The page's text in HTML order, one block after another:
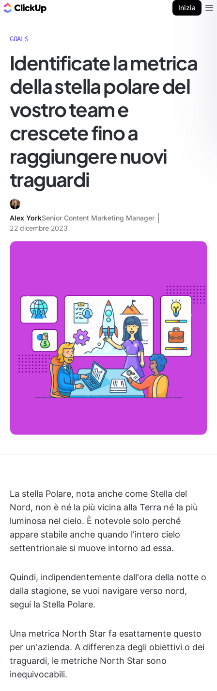
Inizia
GOALS
Identificate la metrica
della stella polare del
vostro team e
crescete fino a
raggiungere nuovi
traguardi
Alex YorkSenior Content Marketing Manager
22 dicembre 2023
La stella Polare, nota anche come Stella del
Nord, non è né la più vicina alla Terra né la più
luminosa nel cielo. È notevole solo perché
appare stabile anche quando l'intero cielo
settentrionale si muove intorno ad essa.
Quindi, indipendentemente dall'ora della notte o
dalla stagione, se vuoi navigare verso nord,
segui la Stella Polare.
Una metrica North Star fa esattamente questo
per un'azienda. A differenza degli obiettivi o dei
traguardi, le metriche North Star sono
inequivocabili.